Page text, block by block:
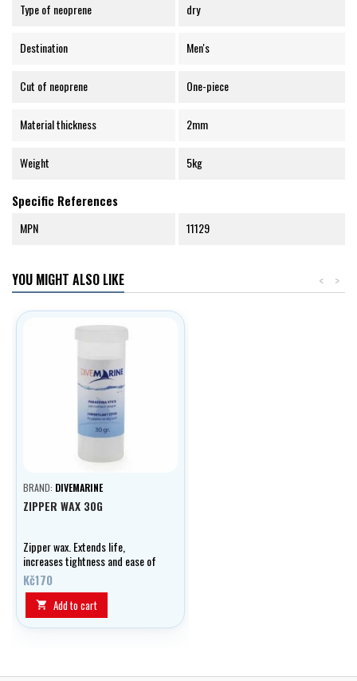
Type of neoprene dry
Destination Men's
Cut of neoprene One-piece
Material thickness 2mm
Weight 5kg
Specific References
MPN 11129
YOU MIGHT ALSO LIKE >
<
BRAND: DIVEMARINE
ZIPPER WAX 30G
Zipper wax. Extends life,
increases tightness and ease of
fastening.
Kč170
 Add to cart